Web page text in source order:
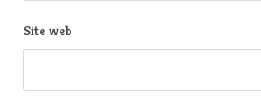
Site web